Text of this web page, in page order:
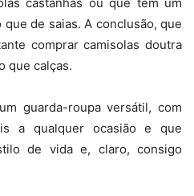
de saias. A conclusão, que
comprar camisolas doutra
que calças.
guarda-roupa versátil, com
a qualquer ocasião e que
de vida e, claro, consigo